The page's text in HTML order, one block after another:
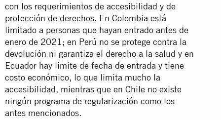
con los requerimientos de accesibilidad y de
protección de derechos. En Colombia está
limitado a personas que hayan entrado antes de
enero de 2021; en Perú no se protege contra la
devolución ni garantiza el derecho a la salud y en
Ecuador hay límite de fecha de entrada y tiene
costo económico, lo que limita mucho la
accesibilidad, mientras que en Chile no existe
ningún programa de regularización como los
antes mencionados.